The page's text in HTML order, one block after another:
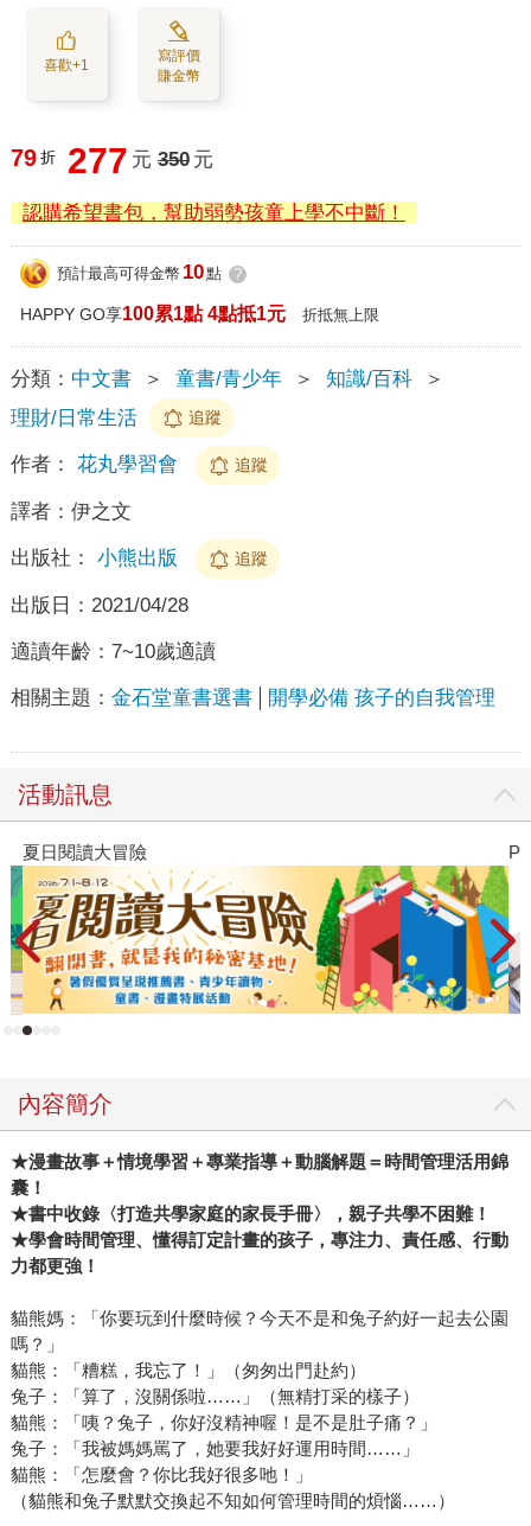
喜歡+1
寫評價
賺金幣
79 折 277 元 350 元
認購希望書包，幫助弱勢孩童上學不中斷！
預計最高可得金幣 10點 ?
HAPPY GO享100累1點 4點抵1元 折抵無上限
分類： 中文書 ＞ 童書/青少年 ＞ 知識/百科
＞
理財/日常生活
追蹤
作者： 花丸學習會 追蹤
譯者： 伊之文
出版社： 小熊出版 追蹤
出版日： 2021/04/28
適讀年齡： 7~10歲適讀
相關主題： 金石堂童書選書 開學必備 孩子的自我管理
活動訊息
夏日閱讀大冒險
內容簡介
★漫畫故事＋情境學習＋專業指導＋動腦解題＝時間管理活用錦
囊！
★書中收錄〈打造共學家庭的家長手冊〉，親子共學不困難！
★學會時間管理、懂得訂定計畫的孩子，專注力、責任感、行動
力都更強！
貓熊媽：「你要玩到什麼時候？今天不是和兔子約好一起去公園
嗎？」
貓熊：「糟糕，我忘了！」（匆匆出門赴約）
兔子：「算了，沒關係啦……」（無精打采的樣子）
貓熊：「咦？兔子，你好沒精神喔！是不是肚子痛？」
兔子：「我被媽媽罵了，她要我好好運用時間……」
貓熊：「怎麼會？你比我好很多吔！」
（貓熊和兔子默默交換起不知如何管理時間的煩惱……）